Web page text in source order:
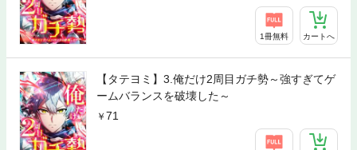
1冊無料 カートへ
【タテヨミ】3.俺だけ2周目ガチ勢～強すぎてゲ
ームバランスを破壊した～
71